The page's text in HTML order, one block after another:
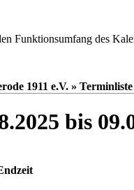
Funktionsumfang des
1911 e.V. » Terminliste
bis